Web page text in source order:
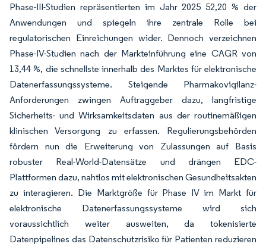
Phase-III-Studien repräsentierten im Jahr 2025 52,20 % der
Anwendungen und spiegeln ihre zentrale Rolle bei
regulatorischen Einreichungen wider. Dennoch verzeichnen
Phase-IV-Studien nach der Markteinführung eine CAGR von
13,44 %, die schnellste innerhalb des Marktes für elektronische
Datenerfassungssysteme. Steigende Pharmakovigilanz-
Anforderungen zwingen Auftraggeber dazu, langfristige
Sicherheits- und Wirksamkeitsdaten aus der routinemäßigen
klinischen Versorgung zu erfassen. Regulierungsbehörden
fördern nun die Erweiterung von Zulassungen auf Basis
robuster Real-World-Datensätze und drängen EDC-
Plattformen dazu, nahtlos mit elektronischen Gesundheitsakten
zu interagieren. Die Marktgröße für Phase IV im Markt für
elektronische Datenerfassungssysteme wird sich
voraussichtlich weiter ausweiten, da tokenisierte
Datenpipelines das Datenschutzrisiko für Patienten reduzieren